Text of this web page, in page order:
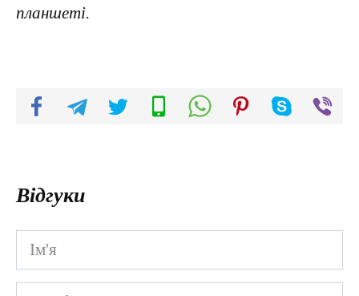
планшеті.
Відгуки
Ім'я
*